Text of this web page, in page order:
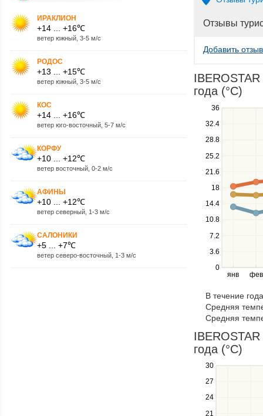
ИРАКЛИОН
+14 ... +16℃
ветер южный, 3-5 м/с
РОДОС
+13 ... +15℃
ветер южный, 3-5 м/с
КОС
+14 ... +16℃
ветер юго-восточный, 5-7 м/с
КОРФУ
+10 ... +12℃
ветер восточный, 0-2 м/с
АФИНЫ
+10 ... +12℃
ветер северный, 1-3 м/с
САЛОНИКИ
+5 ... +7℃
ветер северо-восточный, 1-3 м/с
Отзывы
Добавить отзыв
года (°C)
янв фев
0
3.6
7.2
10.8
14.4
18
21.6
25.2
28.8
32.4
36
Use
the
and
down
to
navigate
between
series.
Use
the
and
right
navigate
through
items
in
a
series.
В течение
Средняя
Средняя
года (°C)
21
24
27
30
Use
the
and
down